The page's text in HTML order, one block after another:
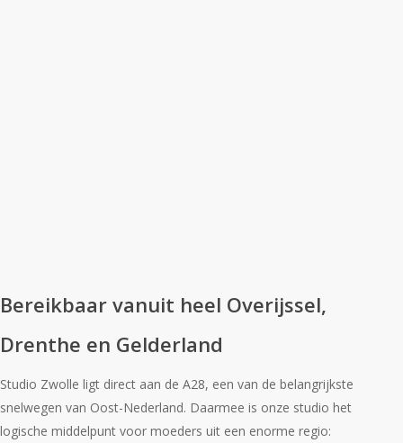
Bereikbaar vanuit heel Overijssel,
Drenthe en Gelderland
Studio Zwolle ligt direct aan de A28, een van de belangrijkste
snelwegen van Oost-Nederland. Daarmee is onze studio het
logische middelpunt voor moeders uit een enorme regio: